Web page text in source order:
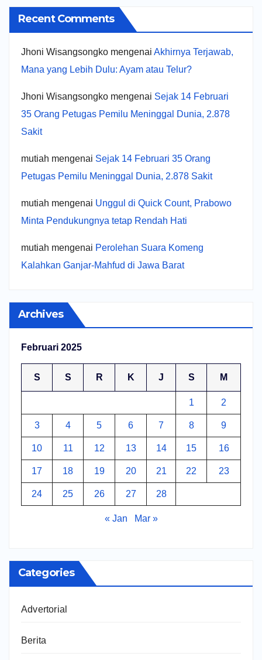
Recent Comments
Jhoni Wisangsongko mengenai Akhirnya Terjawab,
Mana yang Lebih Dulu: Ayam atau Telur?
Jhoni Wisangsongko mengenai Sejak 14 Februari
35 Orang Petugas Pemilu Meninggal Dunia, 2.878
Sakit
mutiah mengenai Sejak 14 Februari 35 Orang
Petugas Pemilu Meninggal Dunia, 2.878 Sakit
mutiah mengenai Unggul di Quick Count, Prabowo
Minta Pendukungnya tetap Rendah Hati
mutiah mengenai Perolehan Suara Komeng
Kalahkan Ganjar-Mahfud di Jawa Barat
Archives
Februari 2025
S S R K J S M
1 2
3 4 5 6 7 8 9
10 11 12 13 14 15 16
17 18 19 20 21 22 23
24 25 26 27 28
« Jan Mar »
Categories
Advertorial
Berita